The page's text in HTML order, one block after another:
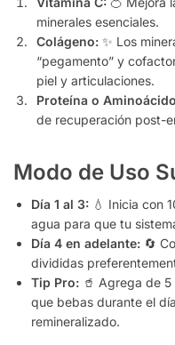
minerales esenciales.
Colágeno: ✨ Los
“pegamento” y
piel y articulaciones.
Proteína o
de recuperación post-
Modo de Uso
Día 1 al 3: 💧 Inicia con
agua para que tu
Día 4 en adelante: 🔄
divididas
Tip Pro: 🥤 Agrega de
que bebas durante el
remineralizado.